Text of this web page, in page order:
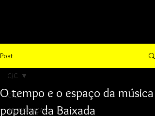
Post
C/C
INEXPOSIÇÃO
C/C
O tempo e o espaço da música
popular da Baixada